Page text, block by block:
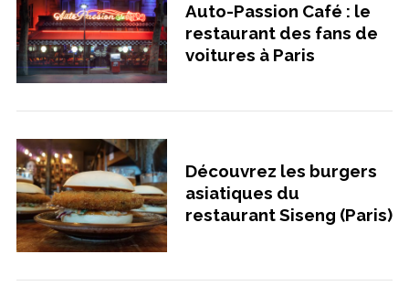
Auto-Passion Café : le
restaurant des fans de
voitures à Paris
Découvrez les burgers
asiatiques du
restaurant Siseng (Paris)